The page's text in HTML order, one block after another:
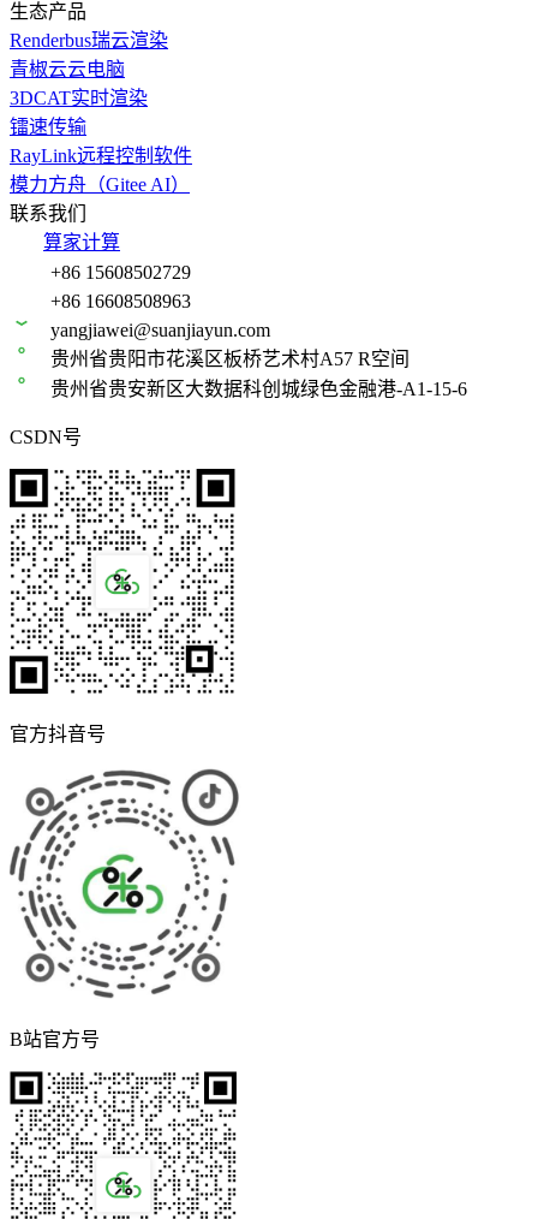
生态产品
Renderbus瑞云渲染
青椒云云电脑
3DCAT实时渲染
镭速传输
RayLink远程控制软件
模力方舟（Gitee AI）
联系我们
算家计算
+86 15608502729
+86 16608508963
yangjiawei@suanjiayun.com
贵州省贵阳市花溪区板桥艺术村A57 R空间
贵州省贵安新区大数据科创城绿色金融港-A1-15-6
CSDN号
官方抖音号
B站官方号